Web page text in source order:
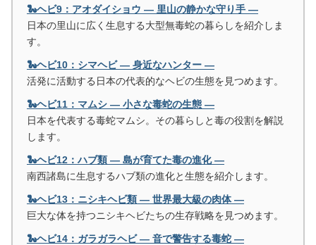
🐍ヘビ9：アオダイショウ ― 里山の静かな守り手 ―
日本の里山に広く生息する大型無毒蛇の暮らしを紹介しま
す。
🐍ヘビ10：シマヘビ ― 身近なハンター ―
活発に活動する日本の代表的なヘビの生態を見つめます。
🐍ヘビ11：マムシ ― 小さな毒蛇の生態 ―
日本を代表する毒蛇マムシ。その暮らしと毒の役割を解説
します。
🐍ヘビ12：ハブ類 ― 島が育てた毒の進化 ―
南西諸島に生息するハブ類の進化と生態を紹介します。
🐍ヘビ13：ニシキヘビ類 ― 世界最大級の肉体 ―
巨大な体を持つニシキヘビたちの生存戦略を見つめます。
🐍ヘビ14：ガラガラヘビ ― 音で警告する毒蛇 ―